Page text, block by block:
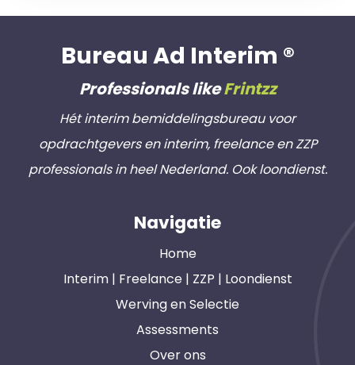
Bureau Ad Interim ®
Professionals likeFrintzz
Hét interim bemiddelingsbureau voor
opdrachtgevers en interim, freelance en ZZP
professionals in heel Nederland. Ook loondienst.
Navigatie
Home
Interim | Freelance | ZZP | Loondienst
Werving en Selectie
Assessments
Over ons